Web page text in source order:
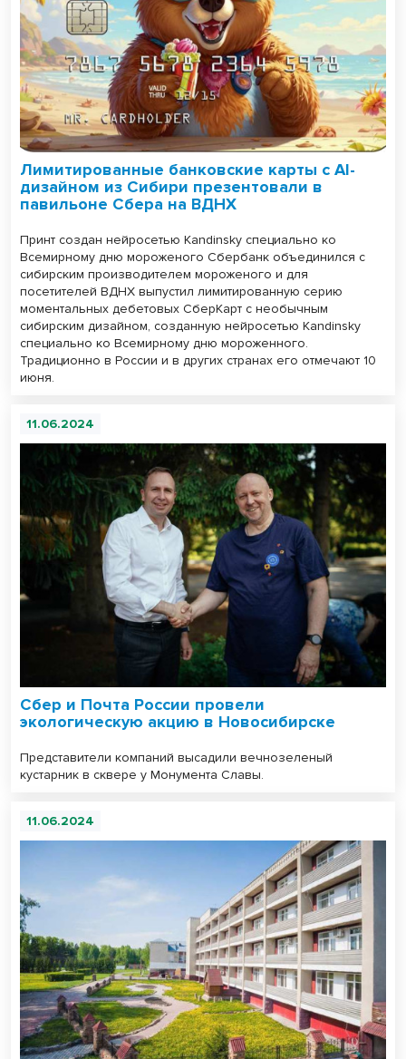
Лимитированные банковские карты с AI-
дизайном из Сибири презентовали в
павильоне Сбера на ВДНХ
Принт создан нейросетью Kandinsky специально ко
Всемирному дню мороженого Сбербанк объединился с
сибирским производителем мороженого и для
посетителей ВДНХ выпустил лимитированную серию
моментальных дебетовых СберКарт с необычным
сибирским дизайном, созданную нейросетью Kandinsky
специально ко Всемирному дню мороженного.
Традиционно в России и в других странах его отмечают 10
июня.
11.06.2024
Сбер и Почта России провели
экологическую акцию в Новосибирске
Представители компаний высадили вечнозеленый
кустарник в сквере у Монумента Славы.
11.06.2024